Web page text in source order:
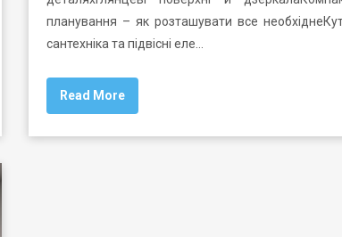
планування – як розташувати все
сантехніка та підвісні еле…
Read More